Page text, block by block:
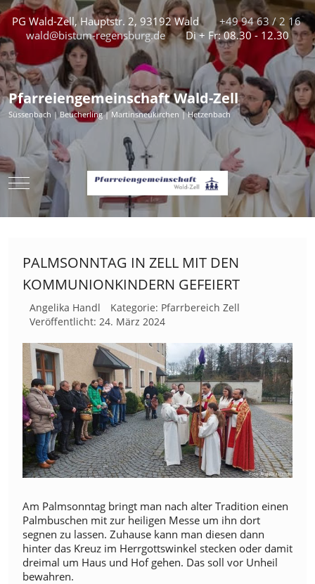
PG Wald-Zell, Hauptstr. 2, 93192 Wald
+49 94 63 / 2 16
wald@bistum-regensburg.de
Di + Fr: 08.30 - 12.30
Pfarreiengemeinschaft Wald-Zell
Süssenbach | Beucherling | Martinsneukirchen | Hetzenbach
Mobile Menu Toggle
PALMSONNTAG IN ZELL MIT DEN
KOMMUNIONKINDERN GEFEIERT
Angelika Handl Kategorie: Pfarrbereich Zell
Veröffentlicht: 24. März 2024
Am Palmsonntag bringt man nach alter Tradition einen
Palmbuschen mit zur heiligen Messe um ihn dort
segnen zu lassen. Zuhause kann man diesen dann
hinter das Kreuz im Herrgottswinkel stecken oder damit
dreimal um Haus und Hof gehen. Das soll vor Unheil
bewahren.